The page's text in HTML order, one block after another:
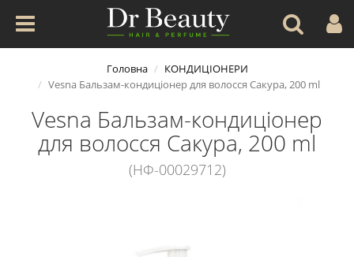
Головна
КОНДИЦІОНЕРИ
Vesna Бальзам-кондиціонер для волосся Сакура, 200 ml
Vesna Бальзам-кондиціонер
для волосся Сакура, 200 ml
(НФ-00029712)